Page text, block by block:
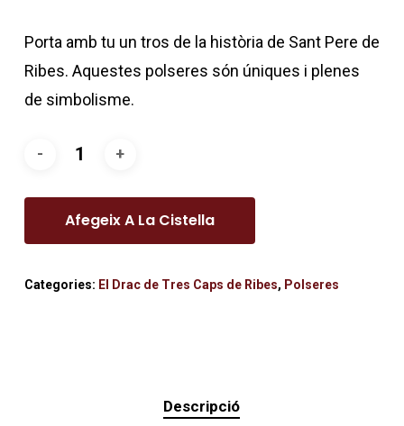
Porta amb tu un tros de la història de Sant Pere de
Ribes. Aquestes polseres són úniques i plenes
de simbolisme.
Afegeix A La Cistella
Categories: El Drac de Tres Caps de Ribes, Polseres
Descripció